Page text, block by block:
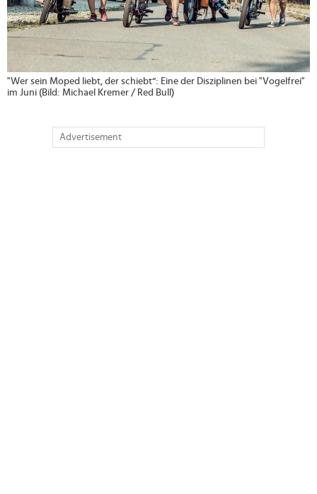
"Wer sein Moped liebt, der schiebt“: Eine der Disziplinen bei "Vogelfrei"
im Juni (Bild: Michael Kremer / Red Bull)
Advertisement